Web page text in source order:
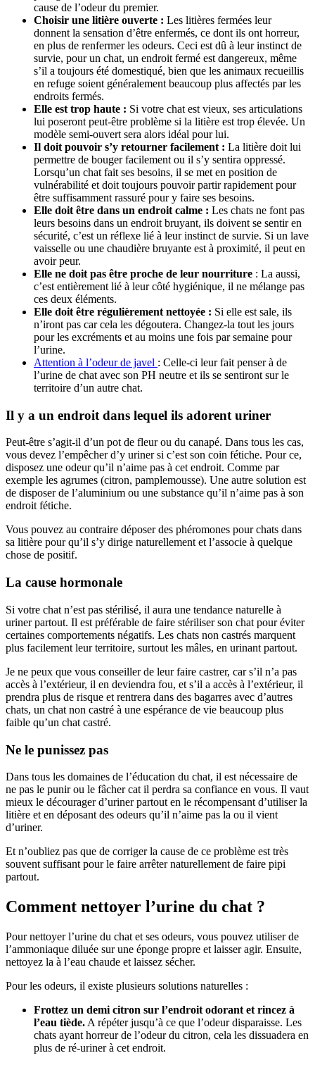
cause de l’odeur du premier.
Choisir une litière ouverte : Les litières fermées leur
donnent la sensation d’être enfermés, ce dont ils ont horreur,
en plus de renfermer les odeurs. Ceci est dû à leur instinct de
survie, pour un chat, un endroit fermé est dangereux, même
s’il a toujours été domestiqué, bien que les animaux recueillis
en refuge soient généralement beaucoup plus affectés par les
endroits fermés.
Elle est trop haute : Si votre chat est vieux, ses articulations
lui poseront peut-être problème si la litière est trop élevée. Un
modèle semi-ouvert sera alors idéal pour lui.
Il doit pouvoir s’y retourner facilement : La litière doit lui
permettre de bouger facilement ou il s’y sentira oppressé.
Lorsqu’un chat fait ses besoins, il se met en position de
vulnérabilité et doit toujours pouvoir partir rapidement pour
être suffisamment rassuré pour y faire ses besoins.
Elle doit être dans un endroit calme : Les chats ne font pas
leurs besoins dans un endroit bruyant, ils doivent se sentir en
sécurité, c’est un réflexe lié à leur instinct de survie. Si un lave
vaisselle ou une chaudière bruyante est à proximité, il peut en
avoir peur.
Elle ne doit pas être proche de leur nourriture : La aussi,
c’est entièrement lié à leur côté hygiénique, il ne mélange pas
ces deux éléments.
Elle doit être régulièrement nettoyée : Si elle est sale, ils
n’iront pas car cela les dégoutera. Changez-la tout les jours
pour les excréments et au moins une fois par semaine pour
l’urine.
Attention à l’odeur de javel : Celle-ci leur fait penser à de
l’urine de chat avec son PH neutre et ils se sentiront sur le
territoire d’un autre chat.
Il y a un endroit dans lequel ils adorent uriner
Peut-être s’agit-il d’un pot de fleur ou du canapé. Dans tous les cas,
vous devez l’empêcher d’y uriner si c’est son coin fétiche. Pour ce,
disposez une odeur qu’il n’aime pas à cet endroit. Comme par
exemple les agrumes (citron, pamplemousse). Une autre solution est
de disposer de l’aluminium ou une substance qu’il n’aime pas à son
endroit fétiche.
Vous pouvez au contraire déposer des phéromones pour chats dans
sa litière pour qu’il s’y dirige naturellement et l’associe à quelque
chose de positif.
La cause hormonale
Si votre chat n’est pas stérilisé, il aura une tendance naturelle à
uriner partout. Il est préférable de faire stériliser son chat pour éviter
certaines comportements négatifs. Les chats non castrés marquent
plus facilement leur territoire, surtout les mâles, en urinant partout.
Je ne peux que vous conseiller de leur faire castrer, car s’il n’a pas
accès à l’extérieur, il en deviendra fou, et s’il a accès à l’extérieur, il
prendra plus de risque et rentrera dans des bagarres avec d’autres
chats, un chat non castré à une espérance de vie beaucoup plus
faible qu’un chat castré.
Ne le punissez pas
Dans tous les domaines de l’éducation du chat, il est nécessaire de
ne pas le punir ou le fâcher cat il perdra sa confiance en vous. Il vaut
mieux le décourager d’uriner partout en le récompensant d’utiliser la
litière et en déposant des odeurs qu’il n’aime pas la ou il vient
d’uriner.
Et n’oubliez pas que de corriger la cause de ce problème est très
souvent suffisant pour le faire arrêter naturellement de faire pipi
partout.
Comment nettoyer l’urine du chat ?
Pour nettoyer l’urine du chat et ses odeurs, vous pouvez utiliser de
l’ammoniaque diluée sur une éponge propre et laisser agir. Ensuite,
nettoyez la à l’eau chaude et laissez sécher.
Pour les odeurs, il existe plusieurs solutions naturelles :
Frottez un demi citron sur l’endroit odorant et rincez à
l’eau tiède. A répéter jusqu’à ce que l’odeur disparaisse. Les
chats ayant horreur de l’odeur du citron, cela les dissuadera en
plus de ré-uriner à cet endroit.